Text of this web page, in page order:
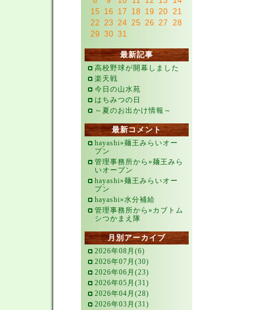
15 16 17 18 19 20 21
22 23 24 25 26 27 28
29 30 31
最新記事
高校野球が開幕しました
楽天戦
今日の山水苑
はちみつの日
～夏のお出かけ情報～
最新コメント
hayashi»麺王みらいオー
プン
管理事務所から»麺王みら
いオープン
hayashi»麺王みらいオー
プン
hayashi»水分補給
管理事務所から»カブトム
シつかまえ隊
月別アーカイブ
2026年08月(6)
2026年07月(30)
2026年06月(23)
2026年05月(31)
2026年04月(28)
2026年03月(31)